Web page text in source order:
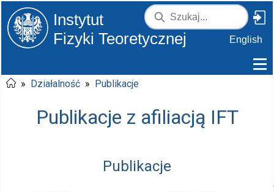
Instytut
Fizyki Teoretycznej
English
» Działalność » Publikacje
Publikacje z afiliacją IFT
Publikacje